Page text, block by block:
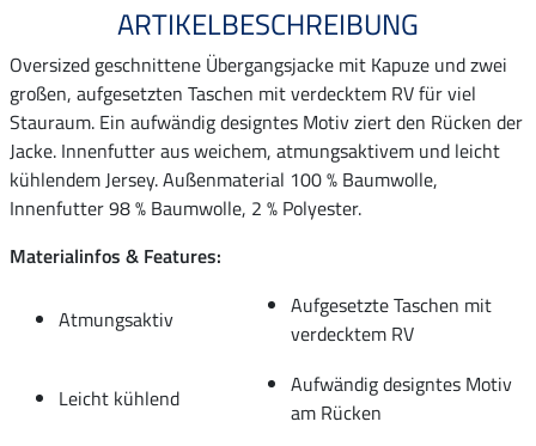
ARTIKELBESCHREIBUNG
Oversized geschnittene Übergangsjacke mit Kapuze und zwei
großen, aufgesetzten Taschen mit verdecktem RV für viel
Stauraum. Ein aufwändig designtes Motiv ziert den Rücken der
Jacke. Innenfutter aus weichem, atmungsaktivem und leicht
kühlendem Jersey. Außenmaterial 100 % Baumwolle,
Innenfutter 98 % Baumwolle, 2 % Polyester.
Materialinfos & Features:
Atmungsaktiv
Aufgesetzte Taschen mit
verdecktem RV
Leicht kühlend
Aufwändig designtes Motiv
am Rücken